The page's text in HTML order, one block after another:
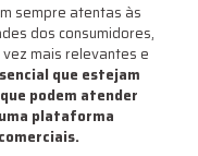
sempre atentas às
dos consumidores,
mais relevantes e
que estejam
podem atender
plataforma